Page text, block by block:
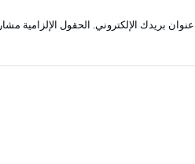
بريدك الإلكتروني. الحقول الإلزامية مشار